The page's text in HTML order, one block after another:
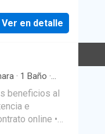
renta • En
el valor de la
que vivirán
Ver en detalle
· 1 Baño ·